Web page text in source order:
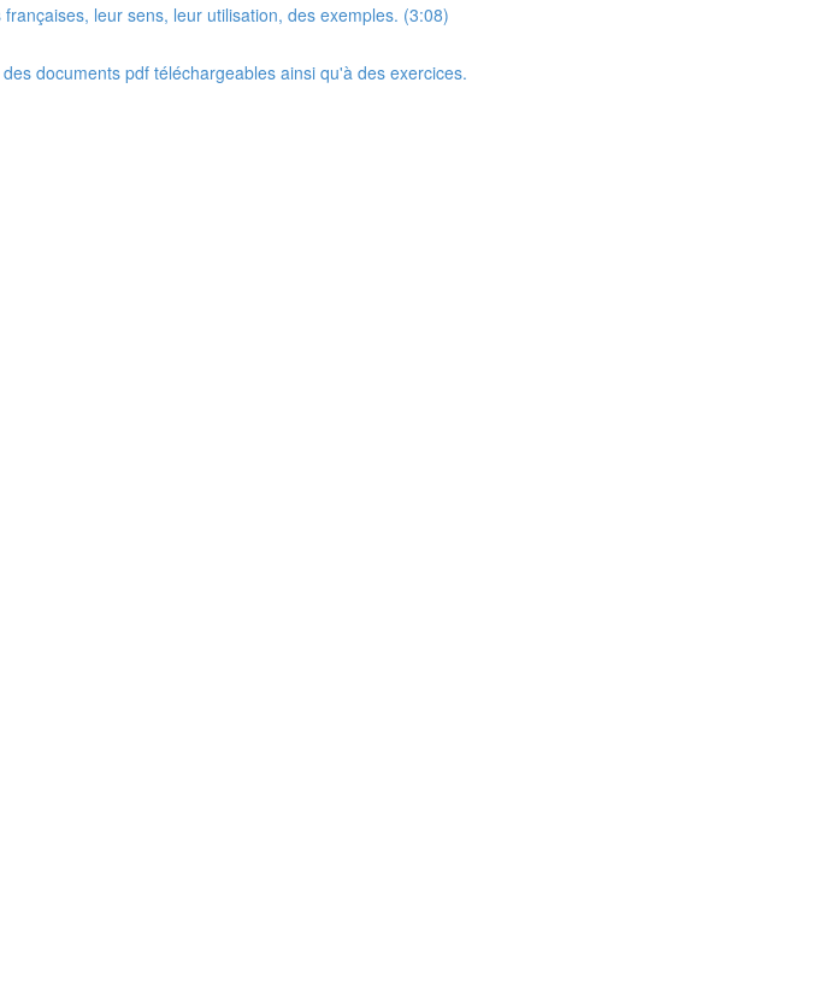
leur sens, leur utilisation, des exemples. (3:08)
documents pdf téléchargeables ainsi qu'à des exercices.